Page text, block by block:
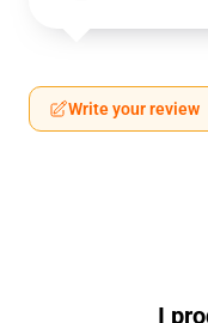
Write your review
I